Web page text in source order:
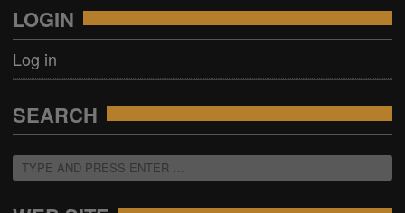
LOGIN
Log in
SEARCH